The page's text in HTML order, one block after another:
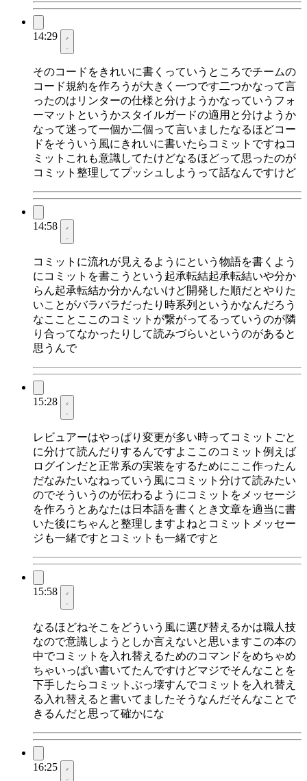
14:29
そのコードをきれいに書くっていうところでチームの
コード規約を作ろうが大きく一つです二つかなって言
ったのはリンターの仕様と分けようかなっていうフォ
ーマットというかスタイルガードの適用と分けようか
なって迷って一個か二個って言いましたなるほどコー
ドをそういう風にきれいに書いたらコミットですねコ
ミットこれも意識してたけどなるほどって思ったのが
コミット整理してプッシュしようって話なんですけど
14:58
コミットに流れが見えるようにという物語を書くよう
にコミットを書こうという起承転結起承転結いや分か
らん起承転結か分かんないけど開発した順だとやりた
いことがバラバラだったり時系列というかなんだろう
なこことここのコミットが繋がってるっていうのが隣
り合ってなかったりして読みづらいというのがあると
思うんで
15:28
レビュアーはやっぱり変更が多い時ってコミットごと
に分けて読んだりするんですよここのコミット例えば
ログインだと正常系の実装をするためにここ作ったん
だなみたいなねっていう風にコミット分けて読みたい
のでそういうのが伝わるようにコミットをメッセージ
を作ろうとあなたは日本語を書くとき文章を適当に書
いた後にちゃんと整理しますよねとコミットメッセー
ジも一緒ですとコミットも一緒ですと
15:58
なるほどねそこをどういう風に選び替えるかは職人技
なので意識しようとしか言えないと思いますこの本の
中でコミットを入れ替えるためのコマンドをめちゃめ
ちゃいっぱい書いてたんですけどマジでそんなことを
下手したらコミットぶっ壊すんでコミットを入れ替え
る入れ替えると書いてましたそうなんだそんなことで
きるんだと思って確かにな
16:25